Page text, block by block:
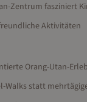
Zentrum fasziniert
Aktivitäten
Orang-Utan-
Walks statt